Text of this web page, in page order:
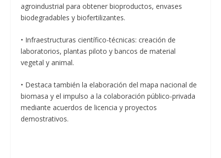
agroindustrial para obtener bioproductos, envases
biodegradables y biofertilizantes.
• Infraestructuras científico-técnicas: creación de
laboratorios, plantas piloto y bancos de material
vegetal y animal.
• Destaca también la elaboración del mapa nacional de
biomasa y el impulso a la colaboración público-privada
mediante acuerdos de licencia y proyectos
demostrativos.